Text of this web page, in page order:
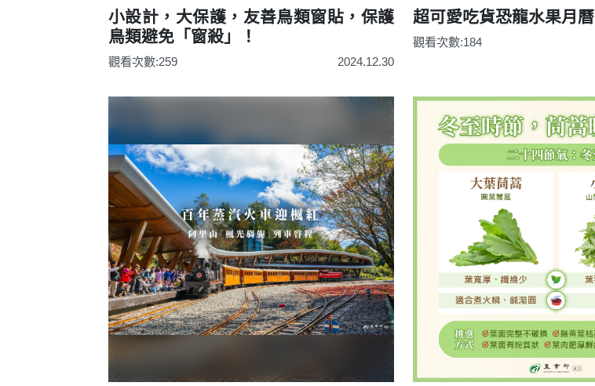
小設計，大保護，友善鳥類窗貼，保護
鳥類避免「窗殺」！
觀看次數:259 2024.12.30
超可愛吃貨恐龍水果月曆
觀看次數:184